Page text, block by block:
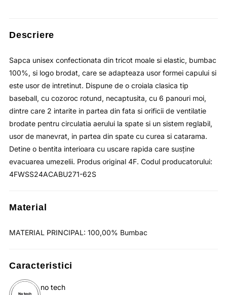
Descriere
Sapca unisex confectionata din tricot moale si elastic, bumbac
100%, si logo brodat, care se adapteaza usor formei capului si
este usor de intretinut. Dispune de o croiala clasica tip
baseball, cu cozoroc rotund, necaptusita, cu 6 panouri moi,
dintre care 2 intarite in partea din fata si orificii de ventilatie
brodate pentru circulatia aerului la spate si un sistem reglabil,
usor de manevrat, in partea din spate cu curea si catarama.
Detine o bentita interioara cu uscare rapida care susține
evacuarea umezelii. Produs original 4F. Codul producatorului:
4FWSS24ACABU271-62S
Material
MATERIAL PRINCIPAL: 100,00% Bumbac
Caracteristici
no tech